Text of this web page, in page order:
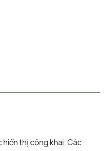
hiển thị công khai.Các